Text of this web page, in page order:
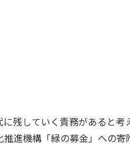
していく責務があると考
進機構「緑の募金」への寄